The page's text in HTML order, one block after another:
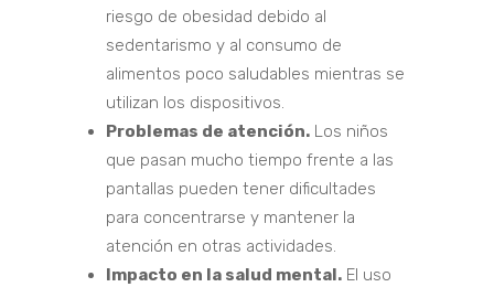
riesgo de obesidad debido al
sedentarismo y al consumo de
alimentos poco saludables mientras se
utilizan los dispositivos.
Problemas de atención.Los niños
que pasan mucho tiempo frente a las
pantallas pueden tener dificultades
para concentrarse y mantener la
atención en otras actividades.
Impacto en la salud mental.El uso